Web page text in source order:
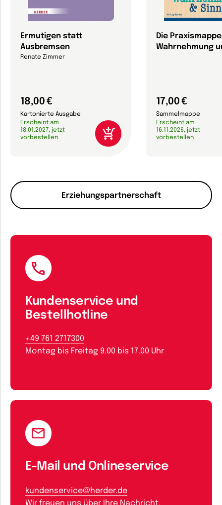
Erziehungspartnerschaft
Ermutigen statt
Ausbremsen
Renate Zimmer
18,00 €
Kartonierte Ausgabe
Erscheint am
18.01.2027, jetzt
vorbestellen
Die
Wahrnehmung
17,00 €
Sammelmappe
Erscheint am
16.11.2026, jetzt
vorbestellen
Kundenservice und
Bestellhotline
+49 761 2717300
Montag bis Freitag 9.00 bis 17.00 Uhr
E-Mail und Onlineservice
kundenservice@herder.de
Wir freuen uns über Ihre Nachricht.